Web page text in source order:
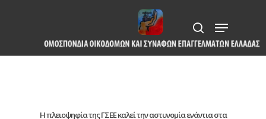
content
search
Menu
Η πλειοψηφία της ΓΣΕΕ καλεί την αστυνομία ενάντια στα